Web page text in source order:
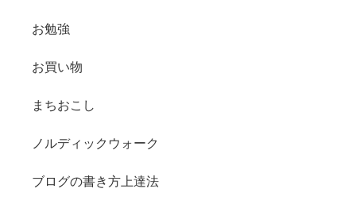
お勉強
お買い物
まちおこし
ノルディックウォーク
ブログの書き方上達法